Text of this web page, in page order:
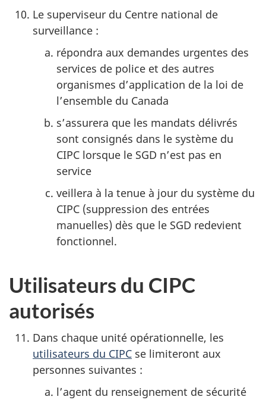
Le superviseur du Centre national de
surveillance :
répondra aux demandes urgentes des
services de police et des autres
organismes d’application de la loi de
l’ensemble du Canada
s’assurera que les mandats délivrés
sont consignés dans le système du
CIPC lorsque le SGD n’est pas en
service
veillera à la tenue à jour du système du
CIPC (suppression des entrées
manuelles) dès que le SGD redevient
fonctionnel.
Utilisateurs du CIPC
autorisés
Dans chaque unité opérationnelle, les
utilisateurs du CIPC se limiteront aux
personnes suivantes :
l’agent du renseignement de sécurité